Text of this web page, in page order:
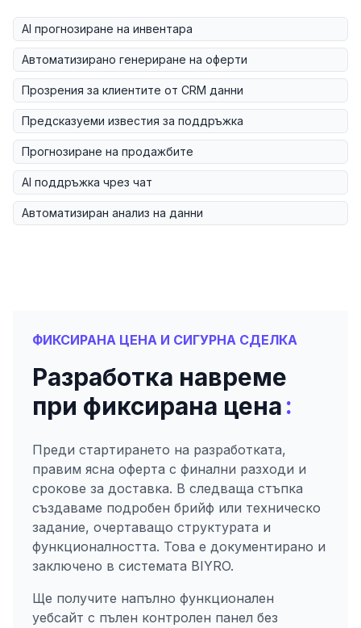
AI прогнозиране на инвентара
Автоматизирано генериране на оферти
Прозрения за клиентите от CRM данни
Предсказуеми известия за поддръжка
Прогнозиране на продажбите
AI поддръжка чрез чат
Автоматизиран анализ на данни
ФИКСИРАНА ЦЕНА И СИГУРНА СДЕЛКА
Разработка навреме
при фиксирана цена:
Преди стартирането на разработката,
правим ясна оферта с финални разходи и
срокове за доставка. В следваща стъпка
създаваме подробен брийф или техническо
задание, очертаващо структурата и
функционалността. Това е документирано и
заключено в системата BIYRO.
Ще получите напълно функционален
уебсайт с пълен контролен панел без